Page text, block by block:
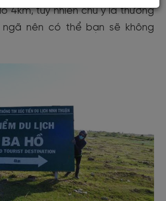
4km, tuy nhiên chú ý là thường
nên có thể bạn sẽ không